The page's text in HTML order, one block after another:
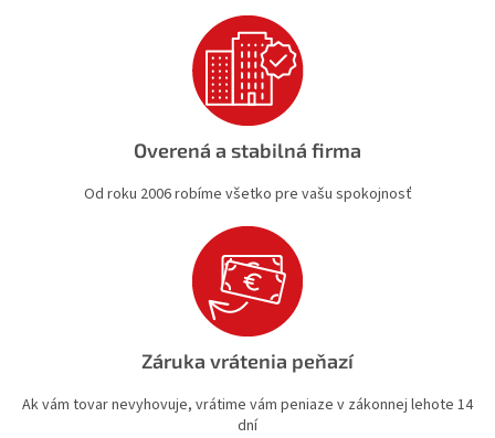
p
i
s
u
Overená a stabilná firma
Od roku 2006 robíme všetko pre vašu spokojnosť
Záruka vrátenia peňazí
Ak vám tovar nevyhovuje, vrátime vám peniaze v zákonnej lehote 14
dní